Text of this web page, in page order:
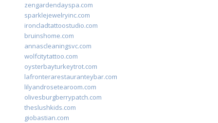
zengardendayspa.com
sparklejewelryinc.com
ironcladtattoostudio.com
bruinshome.com
annascleaningsvc.com
wolfcitytattoo.com
oysterbayturkeytrot.com
lafronterarestauranteybar.com
lilyandrosetearoom.com
olivesburgberrypatch.com
theslushkids.com
giobastian.com